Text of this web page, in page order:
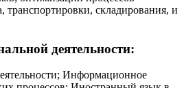
транспортировки, складирования, и
деятельности:
Информационное